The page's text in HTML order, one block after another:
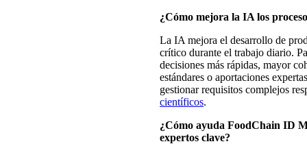
¿Cómo mejora la IA los
La IA mejora el desarrollo de
crítico durante el trabajo diario.
decisiones más rápidas, mayor
estándares o aportaciones
gestionar requisitos complejos
científicos.
¿Cómo ayuda FoodChain ID
expertos clave?